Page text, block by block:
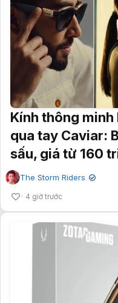
Kính thông minh
qua tay Caviar:
sấu, giá từ 160
The Storm Riders ✔
4 giờ trước